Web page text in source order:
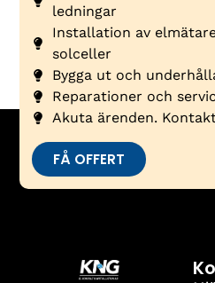
ledningar
Installation av
solceller
Bygga ut och
Reparationer och
Akuta ärenden.
FÅ OFFERT